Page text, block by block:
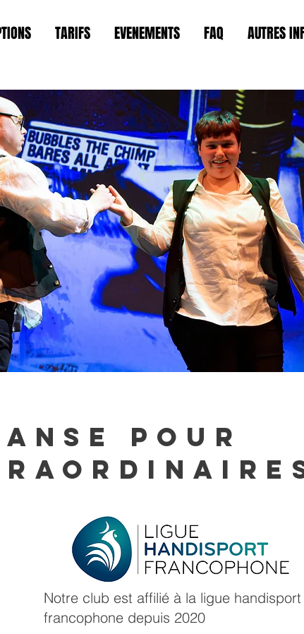
TARIFS EVENEMENTS FAQ AUTRES
POUR
Notre club est affilié à la ligue handisport
francophone depuis 2020